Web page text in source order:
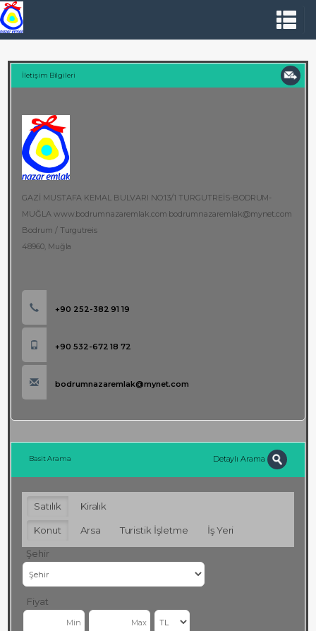
İletişim Bilgileri
GAZİ MUSTAFA KEMAL BULVARI NO:13/1 TURGUTREİS-BODRUM-
MUĞLA www.bodrumnazaremlak.com bodrumnazaremlak@mynet.com
Bodrum / Turgutreis
48960, Muğla
+90 252-382 91 19
+90 532-672 18 72
bodrumnazaremlak@mynet.com
Basit Arama Detaylı Arama
Satılık Kiralık
Konut Arsa Turistik İşletme İş Yeri
Şehir
Fiyat